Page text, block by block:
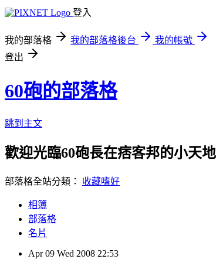
登入
我的部落格 我的部落格後台
我的帳號
登出
60砲的部落格
跳到主文
歡迎光臨60砲長在痞客邦的小天地
部落格全站分類： 收藏嗜好
相簿
部落格
名片
Apr 09 Wed 2008 22:53